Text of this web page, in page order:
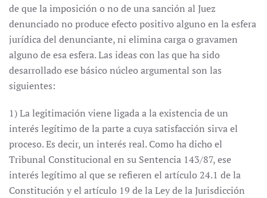
de que la imposición o no de una sanción al Juez
denunciado no produce efecto positivo alguno en la esfera
jurídica del denunciante, ni elimina carga o gravamen
alguno de esa esfera. Las ideas con las que ha sido
desarrollado ese básico núcleo argumental son las
siguientes:
1) La legitimación viene ligada a la existencia de un
interés legítimo de la parte a cuya satisfacción sirva el
proceso. Es decir, un interés real. Como ha dicho el
Tribunal Constitucional en su Sentencia 143/87, ese
interés legítimo al que se refieren el artículo 24.1 de la
Constitución y el artículo 19 de la Ley de la Jurisdicción